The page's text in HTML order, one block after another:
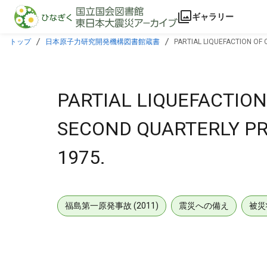
本文に飛ぶ
ギャラリー
トップ 日本原子力研究開発機構図書館蔵書 PARTIAL LIQUEFACTION OF
PARTIAL
SECOND QUARTERLY
1975.
福島第一原発事故 (2011) 震災への備え 被災